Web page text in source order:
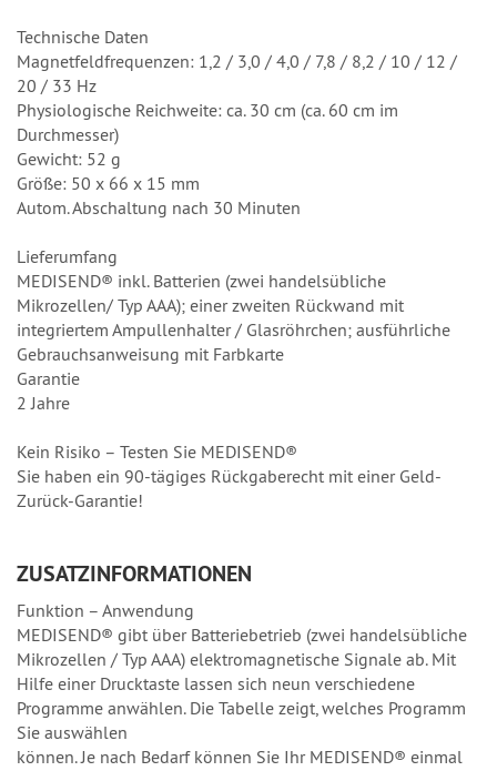
Technische Daten
Magnetfeldfrequenzen: 1,2 / 3,0 / 4,0 / 7,8 / 8,2 / 10 / 12 /
20 / 33 Hz
Physiologische Reichweite: ca. 30 cm (ca. 60 cm im
Durchmesser)
Gewicht: 52 g
Größe: 50 x 66 x 15 mm
Autom. Abschaltung nach 30 Minuten
Lieferumfang
MEDISEND® inkl. Batterien (zwei handelsübliche
Mikrozellen/ Typ AAA); einer zweiten Rückwand mit
integriertem Ampullenhalter / Glasröhrchen; ausführliche
Gebrauchsanweisung mit Farbkarte
Garantie
2 Jahre
Kein Risiko – Testen Sie MEDISEND®
Sie haben ein 90-tägiges Rückgaberecht mit einer Geld-
Zurück-Garantie!
ZUSATZINFORMATIONEN
Funktion – Anwendung
MEDISEND® gibt über Batteriebetrieb (zwei handelsübliche
Mikrozellen / Typ AAA) elektromagnetische Signale ab. Mit
Hilfe einer Drucktaste lassen sich neun verschiedene
Programme anwählen. Die Tabelle zeigt, welches Programm
Sie auswählen
können. Je nach Bedarf können Sie Ihr MEDISEND® einmal